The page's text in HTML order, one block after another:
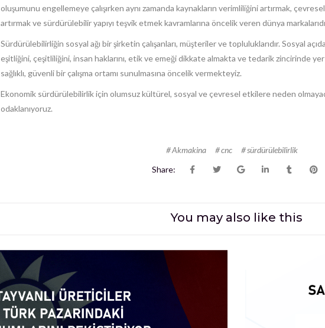
oluşumunu engellemeye çalışırken aynı zamanda kaynakların verimliliğini artırmak,
artırmak ve sürdürülebilir yapıyı teşvik etmek kavramlarına öncelik veren dünya
Sürdürülebilirliğin sosyal ağı bir şirketin çalışanları, müşteriler ve topluluklarıdır. Sosyal
eşitliğini, çeşitliliğini, insan haklarını, etik ve emeği dikkate almakta ve tedarik zincirinde
sağlıklı, güvenli bir çalışma ortamı sunulmasına öncelik vermekteyiz.
Ekonomik sürdürülebilirlik için olumsuz kültürel, sosyal ve çevresel etkilere neden
odaklanıyoruz.
Akmakina cnc
sürdürülebilirlik
Share:
You may also like this